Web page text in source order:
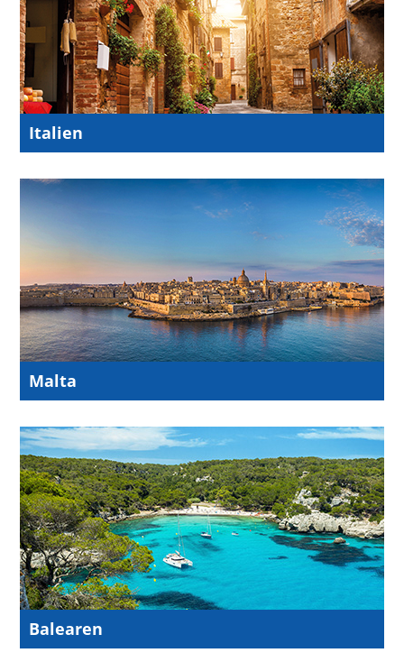
Italien
Malta
Balearen